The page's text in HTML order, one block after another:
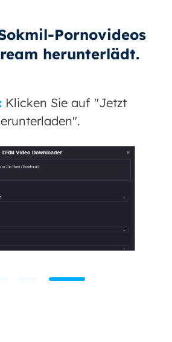
Pornovideos
herunterlädt.
Klicken Sie auf "Jetzt